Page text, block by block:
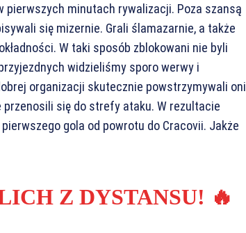
pierwszych minutach rywalizacji. Poza szansą
się mizernie. Grali ślamazarnie, a także
W taki sposób zblokowani nie byli
widzieliśmy sporo werwy i
organizacji skutecznie powstrzymywali oni
się do strefy ataku. W rezultacie
gola od powrotu do Cracovii. Jakże
Z DYSTANSU! 🔥